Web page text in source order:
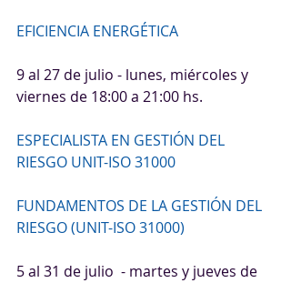
EFICIENCIA ENERGÉTICA
9 al 27 de julio - lunes, miércoles y
viernes de 18:00 a 21:00 hs.
ESPECIALISTA EN GESTIÓN DEL
RIESGO UNIT-ISO 31000
FUNDAMENTOS DE LA GESTIÓN DEL
RIESGO (UNIT-ISO 31000)
5 al 31 de julio  - martes y jueves de